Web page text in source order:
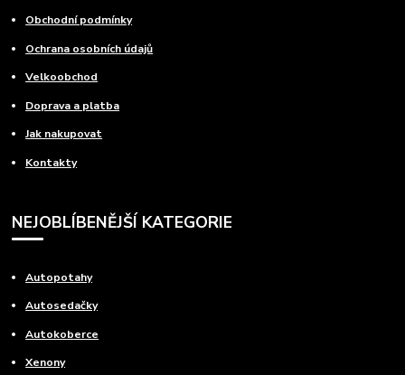
Obchodní podmínky
Ochrana osobních údajů
Velkoobchod
Doprava a platba
Jak nakupovat
Kontakty
NEJOBLÍBENĚJŠÍ KATEGORIE
Autopotahy
Autosedačky
Autokoberce
Xenony